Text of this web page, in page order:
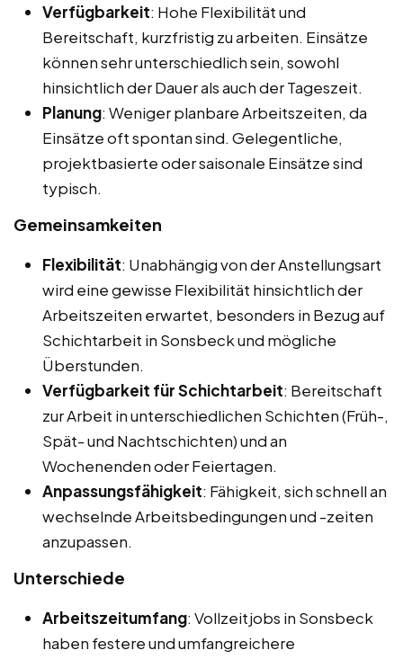
Verfügbarkeit: Hohe Flexibilität und
Bereitschaft, kurzfristig zu arbeiten. Einsätze
können sehr unterschiedlich sein, sowohl
hinsichtlich der Dauer als auch der Tageszeit.
Planung: Weniger planbare Arbeitszeiten, da
Einsätze oft spontan sind. Gelegentliche,
projektbasierte oder saisonale Einsätze sind
typisch.
Gemeinsamkeiten
Flexibilität: Unabhängig von der Anstellungsart
wird eine gewisse Flexibilität hinsichtlich der
Arbeitszeiten erwartet, besonders in Bezug auf
Schichtarbeit in Sonsbeck und mögliche
Überstunden.
Verfügbarkeit für Schichtarbeit: Bereitschaft
zur Arbeit in unterschiedlichen Schichten (Früh-,
Spät- und Nachtschichten) und an
Wochenenden oder Feiertagen.
Anpassungsfähigkeit: Fähigkeit, sich schnell an
wechselnde Arbeitsbedingungen und -zeiten
anzupassen.
Unterschiede
Arbeitszeitumfang: Vollzeitjobs in Sonsbeck
haben festere und umfangreichere